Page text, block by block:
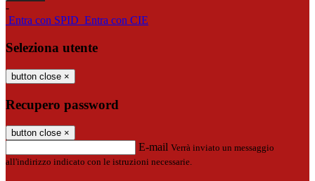
-
Entra con SPID Entra con CIE
Seleziona utente
button close ×
Recupero password
button close ×
E-mail Verrà inviato un messaggio
all'indirizzo indicato con le istruzioni necessarie.